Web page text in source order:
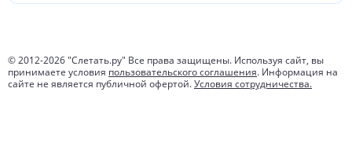
© 2012-2026"Слетать.ру" Все права защищены. Используя сайт, вы
принимаете условия пользовательского соглашения. Информация на
сайте не является публичной офертой.Условия сотрудничества.